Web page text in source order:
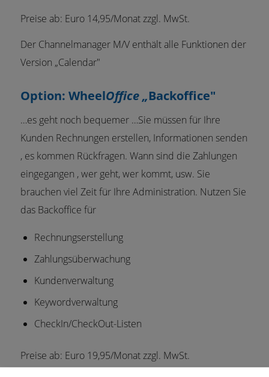
Preise ab: Euro 14,95/Monat zzgl. MwSt.
Der Channelmanager M/V enthält alle Funktionen der
Version „Calendar"
Option: WheelOffice „Backoffice"
…es geht noch bequemer …Sie müssen für Ihre
Kunden Rechnungen erstellen, Informationen senden
, es kommen Rückfragen. Wann sind die Zahlungen
eingegangen , wer geht, wer kommt, usw. Sie
brauchen viel Zeit für Ihre Administration. Nutzen Sie
das Backoffice für
Rechnungserstellung
Zahlungsüberwachung
Kundenverwaltung
Keywordverwaltung
CheckIn/CheckOut-Listen
Preise ab: Euro 19,95/Monat zzgl. MwSt.